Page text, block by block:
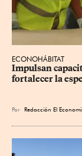
ECONOHÁBITAT
Impulsan
fortalecer la
Por Redacción El